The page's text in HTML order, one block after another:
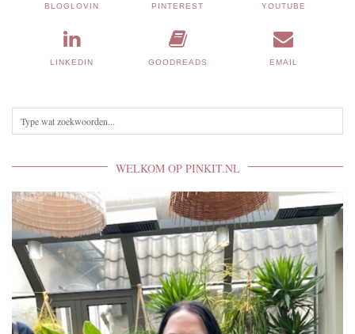
BLOGLOVIN PINTEREST YOUTUBE
LINKEDIN GOODREADS EMAIL
WELKOM OP PINKIT.NL